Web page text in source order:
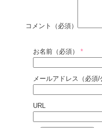
コメント（必須）
お名前（必須） *
メールアドレス（必須
URL